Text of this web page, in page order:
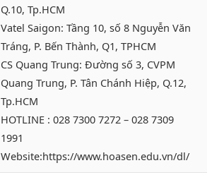
Q.10, Tp.HCM
Vatel Saigon: Tầng 10, số 8 Nguyễn Văn
Tráng, P. Bến Thành, Q1, TPHCM
CS Quang Trung: Đường số 3, CVPM
Quang Trung, P. Tân Chánh Hiệp, Q.12,
Tp.HCM
HOTLINE : 028 7300 7272 – 028 7309
1991
Website:https://www.hoasen.edu.vn/dl/